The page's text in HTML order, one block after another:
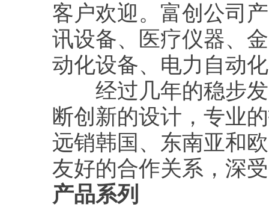
客户欢迎。富创公司
讯设备、医疗仪器、
动化设备、电力自动
经过几年的稳步发
断创新的设计，专业
远销韩国、东南亚和
友好的合作关系，深
产品系列